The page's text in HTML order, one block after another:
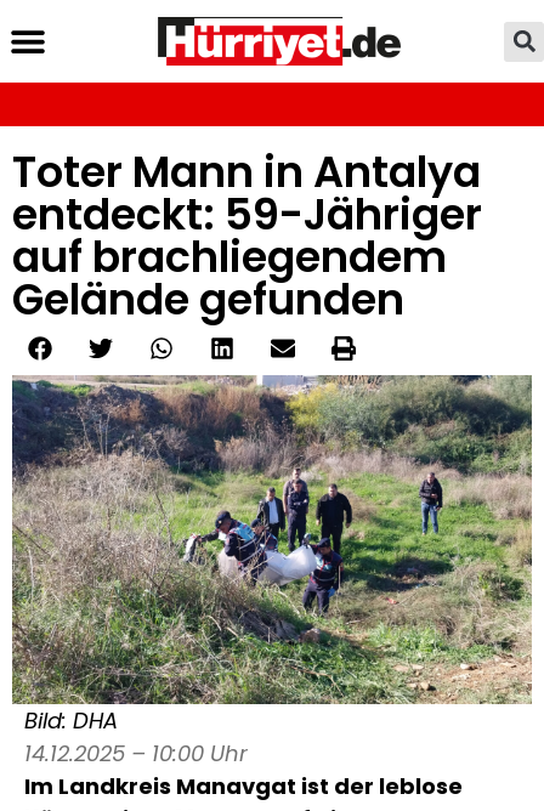
Toter Mann in Antalya
entdeckt: 59-Jähriger
auf brachliegendem
Gelände gefunden
Bild: DHA
14.12.2025 – 10:00 Uhr
Im Landkreis Manavgat ist der leblose